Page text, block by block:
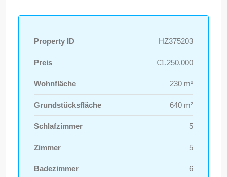
Property ID HZ375203
Preis €1.250.000
Wohnfläche 230 m²
Grundstücksfläche 640 m²
Schlafzimmer 5
Zimmer 5
Badezimmer 6